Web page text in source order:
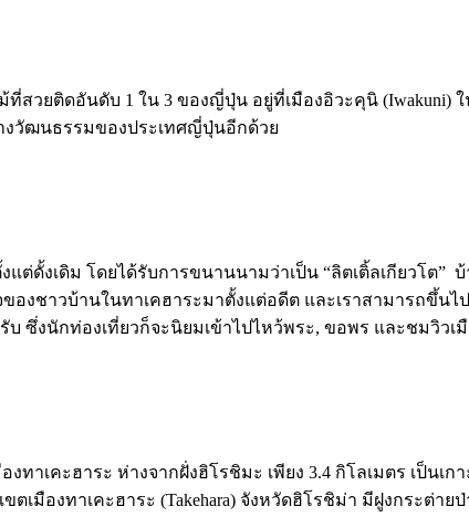
สวยติดอันดับ 1 ใน 3 ของญี่ปุ่น อยู่ที่เมืองอิวะคุนิ (Iwakuni)
งวัฒนธรรมของประเทศญี่ปุ่นอีกด้วย
ต่ดั้งเดิม โดยได้รับการขนานนามว่าเป็น “ลิตเติ้ลเกียวโต
องชาวบ้านในทาเคฮาระมาตั้งแต่อดีต และเราสามารถขึ้น
ซึ่งนักท่องเที่ยวก็จะนิยมเข้าไปไหว้พระ, ขอพร และชมวิว
เคะฮาระ ห่างจากฝั่งฮิโรชิมะ เพียง 3.4 กิโลเมตร เป็นเกา
ตเมืองทาเคะฮาระ (Takehara) จังหวัดฮิโรชิม่า มีฝูงกระต่า